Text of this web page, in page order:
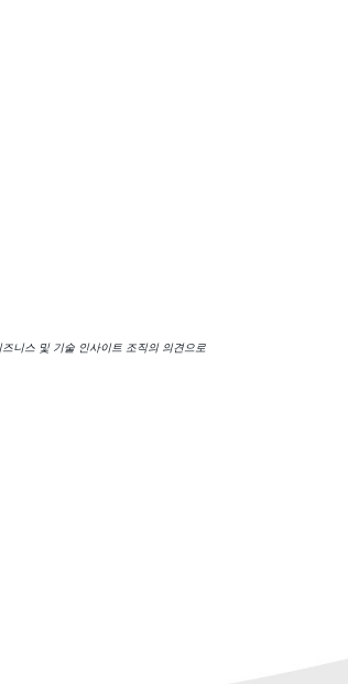
니스 및 기술 인사이트 조직의 의견으로